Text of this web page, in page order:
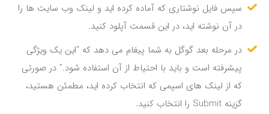
سپس فایل نوشتاری که آماده کرده اید و لینک وب سایت ها را
در آن نوشته اید، در این قسمت آپلود کنید.
در مرحله بعد گوگل به شما پیغام می دهد که “این یک ویژگی
پیشرفته است و باید با احتیاط از آن استفاده شود.” در صورتی
که از لینک های اسپمی که انتخاب کرده اید، مطمئن هستید،
گزینه Submit را انتخاب کنید.